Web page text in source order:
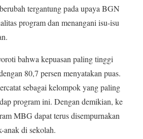
tergantung pada upaya BGN
program dan menangani isu-isu
bahwa kepuasan paling tinggi
80,7 persen menyatakan puas.
sebagai kelompok yang paling
program ini. Dengan demikian, ke
MBG dapat terus disempurnakan
anak di sekolah.